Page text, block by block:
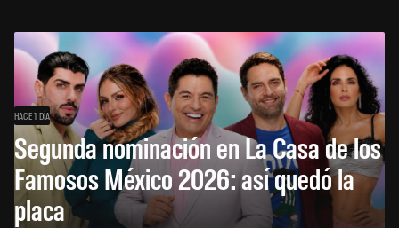
HACE 1 DÍA
Segunda nominación en La Casa de los
Famosos México 2026: así quedó la
placa